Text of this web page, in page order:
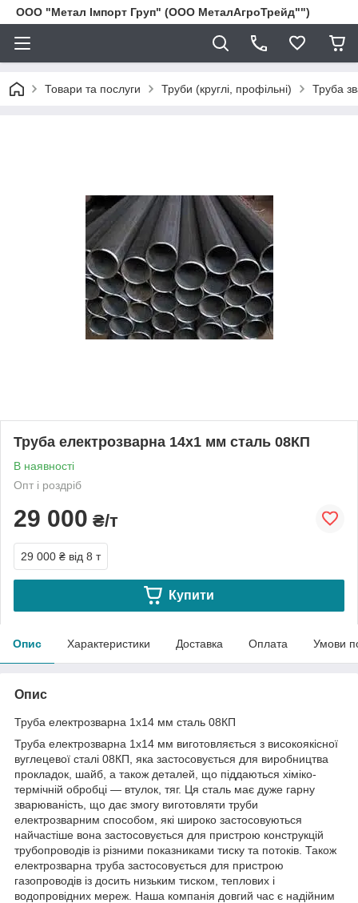
ООО "Метал Імпорт Груп" (ООО МеталАгроТрейд"")
Товари та послуги Труби (круглі, профільні) Труба
Труба електрозварна 14х1 мм сталь 08КП
В наявності
Опт і роздріб
29 000 ₴/т
29 000 ₴ від 8 т
Купити
Опис Характеристики Доставка Оплата Умови
Опис
Труба електрозварна 1х14 мм сталь 08КП
Труба електрозварна 1х14 мм виготовляється з високоякісної
вуглецевої сталі 08КП, яка застосовується для виробництва
прокладок, шайб, а також деталей, що піддаються хіміко-
термічній обробці — втулок, тяг. Ця сталь має дуже гарну
зварюваність, що дає змогу виготовляти труби
електрозварним способом, які широко застосовуються
найчастіше вона застосовується для пристрою конструкцій
трубопроводів із різними показниками тиску та потоків. Також
електрозварна труба застосовується для пристрою
газопроводів із досить низьким тиском, теплових і
водопровідних мереж. Наша компанія довгий час є надійним